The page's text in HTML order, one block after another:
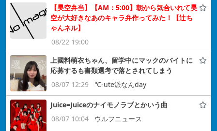
【昊空弁当】【AM：5:00】朝から気合いれて昊
空が大好きなあのキャラ弁作ってみた！【辻ち
ゃんネル】
08/22 19:00
上國料萌衣ちゃん、留学中にマックのバイトに
応募するも書類選考で落とされてしまう
08/07 12:29
℃-ute派なんday
Juice=Juiceのナイモノラブとかいう曲
08/07 10:04
ウルフニュース